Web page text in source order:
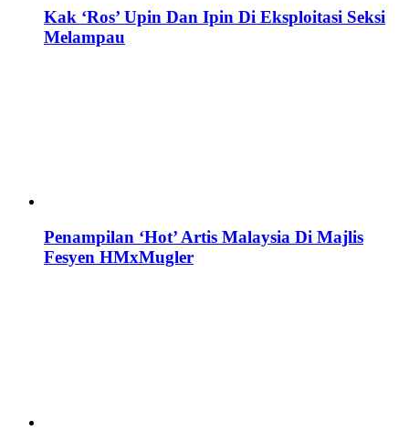
Kak ‘Ros’ Upin Dan Ipin Di Eksploitasi Seksi
Melampau
Penampilan ‘Hot’ Artis Malaysia Di Majlis
Fesyen HMxMugler